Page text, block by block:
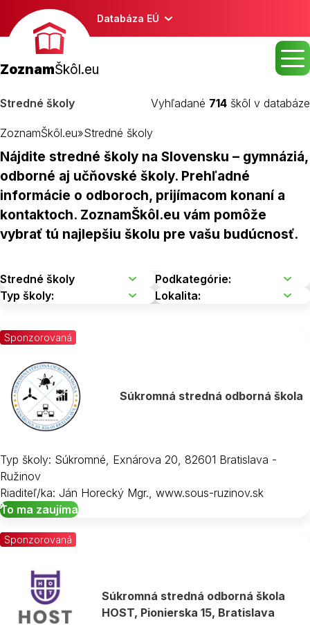
Databáza EÚ
ZoznamŠkôl.eu
Stredné školy Vyhľadané 714 škôl v databáze
ZoznamŠkôl.eu»Stredné školy
Nájdite stredné školy na Slovensku – gymnáziá,
odborné aj učňovské školy. Prehľadné
informácie o odboroch, prijímacom konaní a
kontaktoch. ZoznamŠkôl.eu vám pomôže
vybrať tú najlepšiu školu pre vašu budúcnosť.
Sponzorovaná
Súkromná stredná odborná škola
Typ školy: Súkromné, Exnárova 20, 82601 Bratislava -
Ružinov
Riaditeľ/ka: Ján Horecký Mgr., www.sous-ruzinov.sk
To ma zaujíma
Sponzorovaná
Súkromná stredná odborná škola
HOST, Pionierska 15, Bratislava